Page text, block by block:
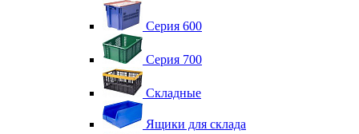
Серия 600
Серия 700
Складные
Ящики для склада